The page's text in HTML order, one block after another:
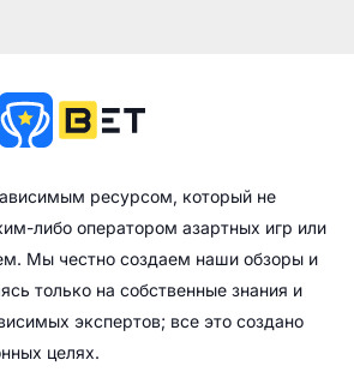
ресурсом, который не
либо оператором азартных игр или
Мы честно создаем наши обзоры и
только на собственные знания и
экспертов; все это создано
целях.